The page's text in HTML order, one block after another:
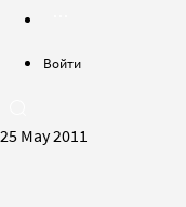
Войти
25 May 2011